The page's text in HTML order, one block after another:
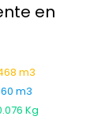
en
m3
m3
Kg